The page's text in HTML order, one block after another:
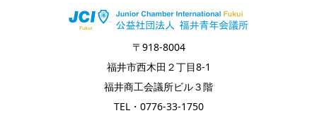
〒918-8004
福井市西木田２丁目8-1
福井商工会議所ビル３階
TEL・0776-33-1750